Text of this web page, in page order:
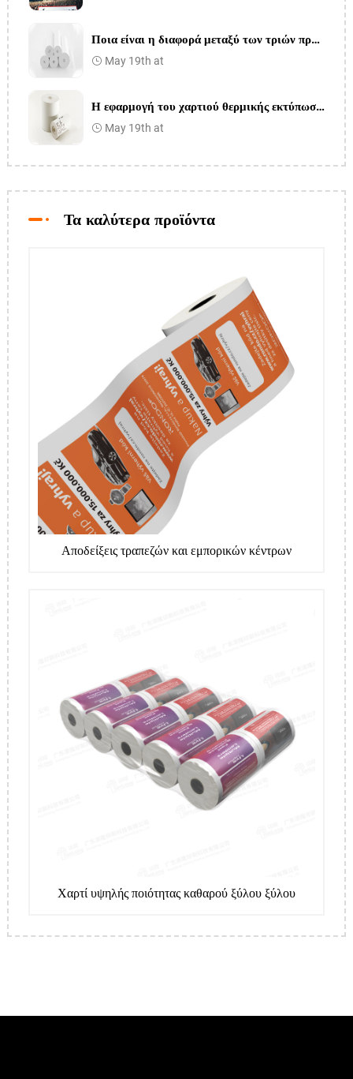
Ποια είναι η διαφορά μεταξύ των τριών πρόληψης και μιας πρόληψης του χαρτιού θερμικής εκτύπωσης
May 19th at
Η εφαρμογή του χαρτιού θερμικής εκτύπωσης στον ιατρικό κλάδο
May 19th at
Τα καλύτερα προϊόντα
Αποδείξεις τραπεζών και εμπορικών κέντρων
Χαρτί υψηλής ποιότητας καθαρού ξύλου ξύλου